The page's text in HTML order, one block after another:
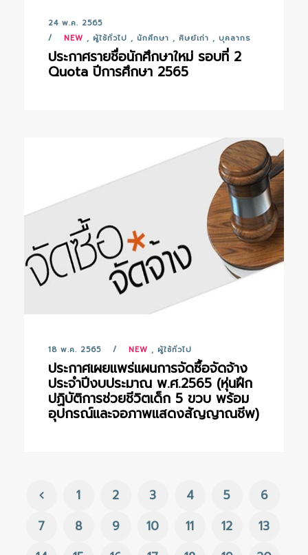
24 พ.ค. 2565
NEW , ผู้ใช้ทั่วไป , นักศึกษา , ศิษย์เก่า , บุคลากร
ประกาศรายชื่อนักศึกษาใหม่ รอบที่ 2
Quota ปีการศึกษา 2565
18 พ.ค. 2565 NEW , ผู้ใช้ทั่วไป
ประกาศเผยแพร่แผนการจัดซื้อจัดจ้าง
ประจำปีงบประมาณ พ.ศ.2565 (หุ่นฝึก
ปฏิบัติการช่วยชีวิตเด็ก 5 ขวบ พร้อม
อุปกรณ์และจอภาพแสดงสัญญาณชีพ)
1 2 3 4 5
6
7
8 9 10 11 12
13